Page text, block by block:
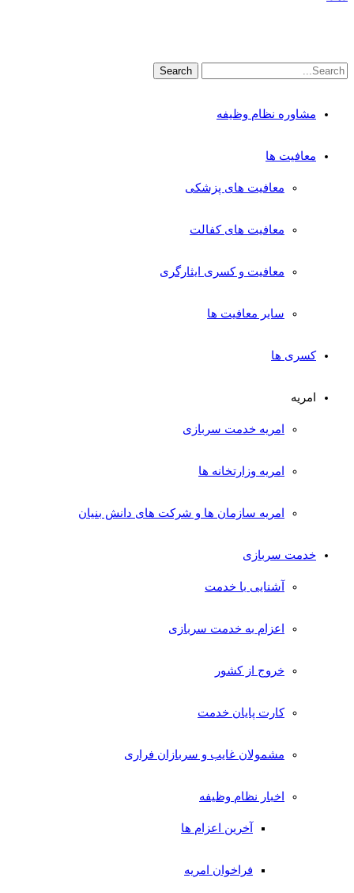
مشاوره نظام وظیفه
معافیت ها
معافیت های پزشکی
معافیت های کفالت
معافیت و کسری ایثارگری
سایر معافیت ها
کسری ها
امریه
امریه خدمت سربازی
امریه وزارتخانه ها
امریه سازمان ها و شرکت های دانش بنیان
خدمت سربازی
آشنایی با خدمت
اعزام به خدمت سربازی
خروج از کشور
کارت پایان خدمت
مشمولان غایب و سربازان فراری
اخبار نظام وظیفه
آخرین اعزام ها
فراخوان امریه